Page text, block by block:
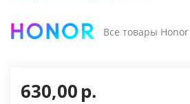
Все товары Honor
630,00р.